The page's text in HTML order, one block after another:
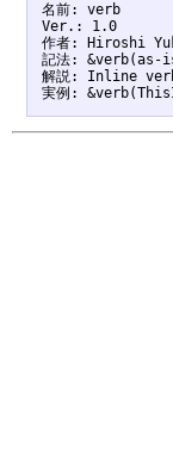
名前: verb
Ver.: 1.0
作者: Hiroshi
記法:
解説: Inline